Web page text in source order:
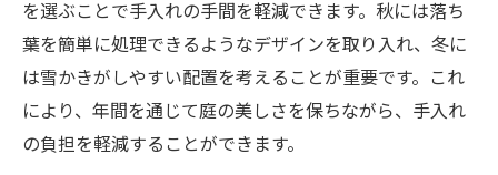
を選ぶことで手入れの手間を軽減できます。秋には落ち
葉を簡単に処理できるようなデザインを取り入れ、冬に
は雪かきがしやすい配置を考えることが重要です。これ
により、年間を通じて庭の美しさを保ちながら、手入れ
の負担を軽減することができます。